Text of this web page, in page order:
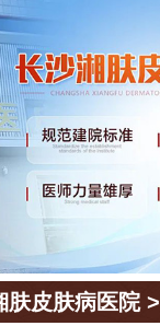
肤皮肤病医院>